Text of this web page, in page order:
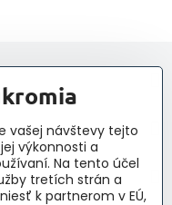
vašej návštevy tejto
výkonnosti a
Na tento účel
tretích strán a
k partnerom v EÚ,